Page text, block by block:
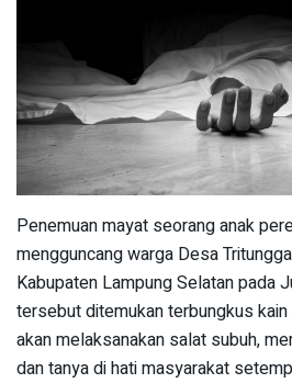
Penemuan mayat seorang anak
mengguncang warga Desa
Kabupaten Lampung Selatan pada
tersebut ditemukan terbungkus
akan melaksanakan salat subuh,
dan tanya di hati masyarakat